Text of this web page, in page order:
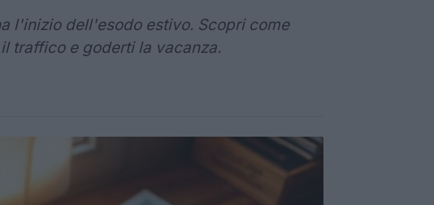
l'inizio dell'esodo estivo. Scopri come
traffico e goderti la vacanza.